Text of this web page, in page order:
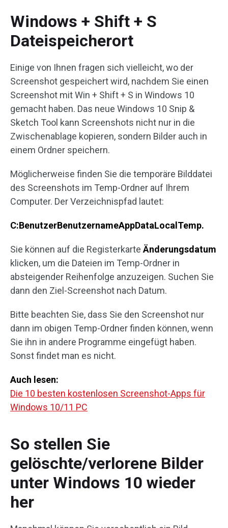
Windows + Shift + S
Dateispeicherort
Einige von Ihnen fragen sich vielleicht, wo der
Screenshot gespeichert wird, nachdem Sie einen
Screenshot mit Win + Shift + S in Windows 10
gemacht haben. Das neue Windows 10 Snip &
Sketch Tool kann Screenshots nicht nur in die
Zwischenablage kopieren, sondern Bilder auch in
einem Ordner speichern.
Möglicherweise finden Sie die temporäre Bilddatei
des Screenshots im Temp-Ordner auf Ihrem
Computer. Der Verzeichnispfad lautet:
C:BenutzerBenutzernameAppDataLocalTemp.
Sie können auf die Registerkarte Änderungsdatum
klicken, um die Dateien im Temp-Ordner in
absteigender Reihenfolge anzuzeigen. Suchen Sie
dann den Ziel-Screenshot nach Datum.
Bitte beachten Sie, dass Sie den Screenshot nur
dann im obigen Temp-Ordner finden können, wenn
Sie ihn in andere Programme eingefügt haben.
Sonst findet man es nicht.
Auch lesen:
Die 10 besten kostenlosen Screenshot-Apps für
Windows 10/11 PC
So stellen Sie
gelöschte/verlorene Bilder
unter Windows 10 wieder
her